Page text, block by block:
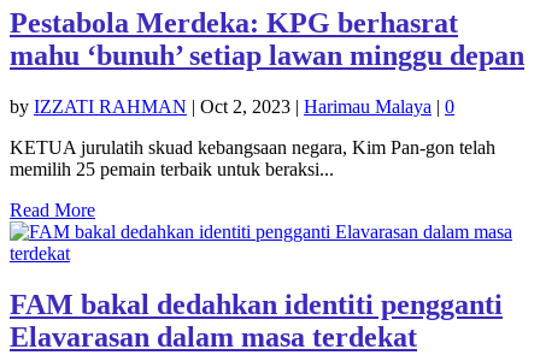
Pestabola Merdeka: KPG berhasrat
mahu ‘bunuh’ setiap lawan minggu depan
by IZZATI RAHMAN | Oct 2, 2023 | Harimau Malaya | 0
KETUA jurulatih skuad kebangsaan negara, Kim Pan-gon telah
memilih 25 pemain terbaik untuk beraksi...
Read More
FAM bakal dedahkan identiti pengganti
Elavarasan dalam masa terdekat